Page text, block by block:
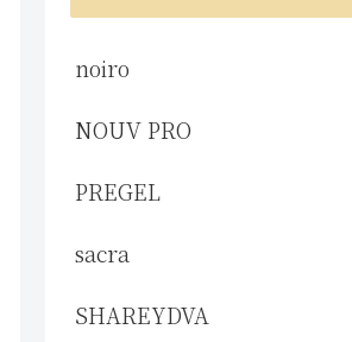
noiro
NOUV PRO
PREGEL
sacra
SHAREYDVA